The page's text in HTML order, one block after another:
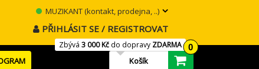
MUZIKANT (kontakt, prodejna, ..)
PŘIHLÁSIT SE / REGISTROVAT
Zbývá 3 000 Kčdo dopravy ZDARMA 0
Košík